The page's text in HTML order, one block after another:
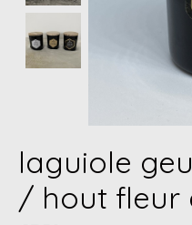
laguiole
/ hout fleur